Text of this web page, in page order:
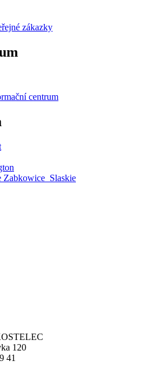
zákazky
centrum
Zabkowice_Slaskie
120
41